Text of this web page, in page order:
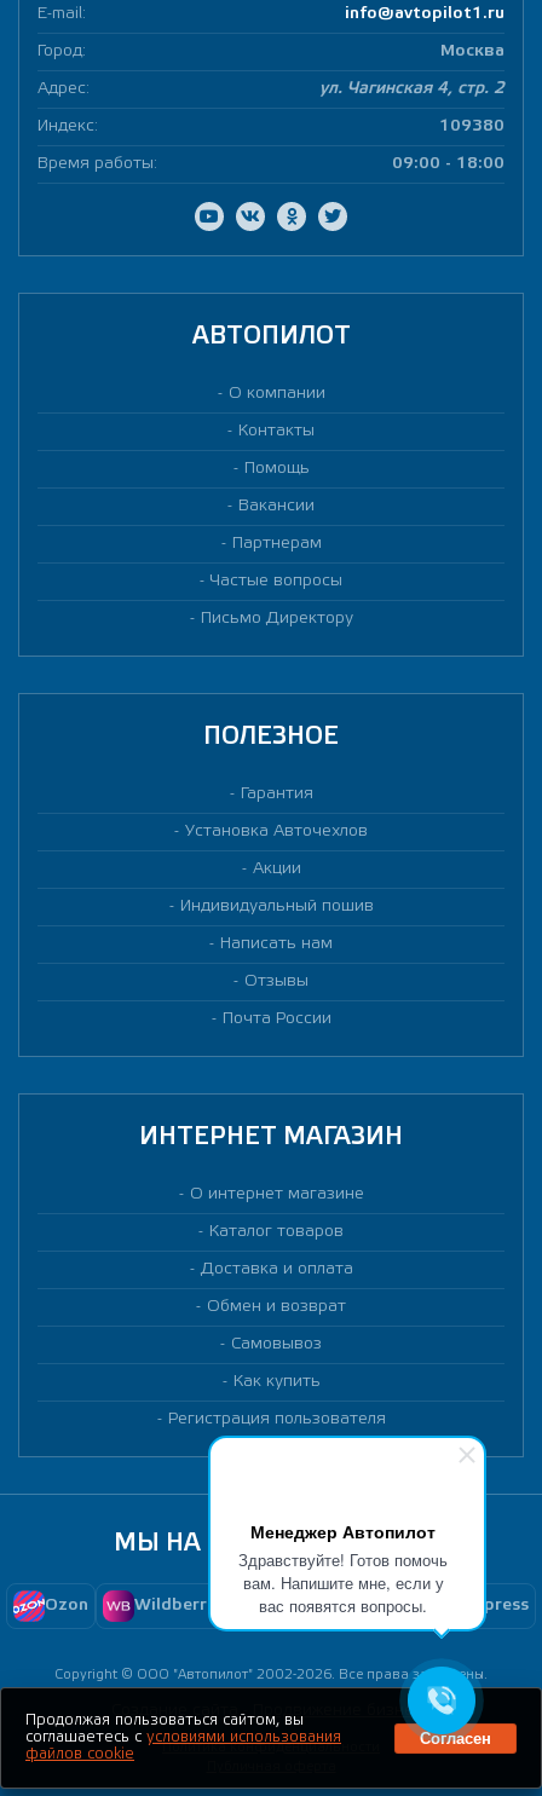
Менеджер Автопилот
Здравствуйте! Готов помочь
вам. Напишите мне, если у
вас появятся вопросы.
E-mail: info@avtopilot1.ru
Город: Москва
Адрес: ул. Чагинская 4, стр. 2
Индекс: 109380
Время работы: 09:00 - 18:00
АВТОПИЛОТ
О компании
Контакты
Помощь
Вакансии
Партнерам
Частые вопросы
Письмо Директору
ПОЛЕЗНОЕ
Гарантия
Установка Авточехлов
Акции
Индивидуальный пошив
Написать нам
Отзывы
Почта России
ИНТЕРНЕТ МАГАЗИН
О интернет магазине
Каталог товаров
Доставка и оплата
Обмен и возврат
Самовывоз
Как купить
Регистрация пользователя
МЫ НА МАРКЕТПЛЕЙСАХ
Ozon Wildberries Yandex Market Aliexpress
Copyright © ООО "Автопилот" 2002-2026. Все права защищены.
Создание сайта - Продвижение бизнеса
Политика конфиденциальности
Продолжая пользоваться сайтом, вы
соглашаетесь с условиями использования
файлов cookie
Согласен